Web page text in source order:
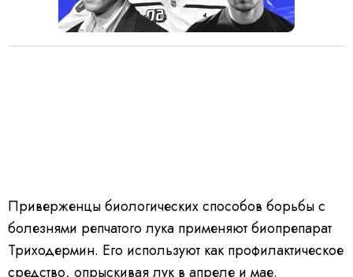
Приверженцы биологических способов борьбы с
болезнями репчатого лука применяют биопрепарат
Триходермин. Его используют как профилактическое
средство, опрыскивая лук в апреле и мае.